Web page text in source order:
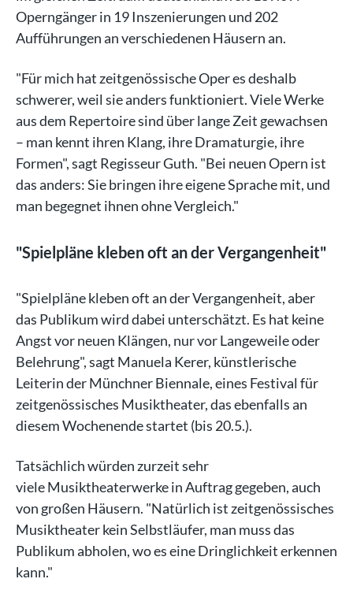
Operngänger in 19 Inszenierungen und 202
Aufführungen an verschiedenen Häusern an.
"Für mich hat zeitgenössische Oper es deshalb
schwerer, weil sie anders funktioniert. Viele Werke
aus dem Repertoire sind über lange Zeit gewachsen
– man kennt ihren Klang, ihre Dramaturgie, ihre
Formen", sagt Regisseur Guth. "Bei neuen Opern ist
das anders: Sie bringen ihre eigene Sprache mit, und
man begegnet ihnen ohne Vergleich."
"Spielpläne kleben oft an der Vergangenheit"
"Spielpläne kleben oft an der Vergangenheit, aber
das Publikum wird dabei unterschätzt. Es hat keine
Angst vor neuen Klängen, nur vor Langeweile oder
Belehrung", sagt Manuela Kerer, künstlerische
Leiterin der Münchner Biennale, eines Festival für
zeitgenössisches Musiktheater, das ebenfalls an
diesem Wochenende startet (bis 20.5.).
Tatsächlich würden zurzeit sehr
viele Musiktheaterwerke in Auftrag gegeben, auch
von großen Häusern. "Natürlich ist zeitgenössisches
Musiktheater kein Selbstläufer, man muss das
Publikum abholen, wo es eine Dringlichkeit erkennen
kann."